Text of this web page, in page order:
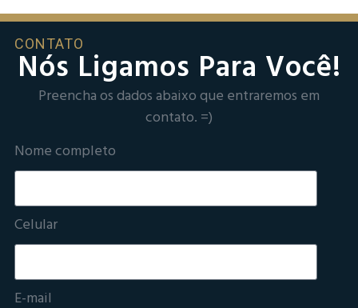
CONTATO
Nós Ligamos Para Você!
Preencha os dados abaixo que entraremos em
contato. =)
Nome completo
Celular
E-mail